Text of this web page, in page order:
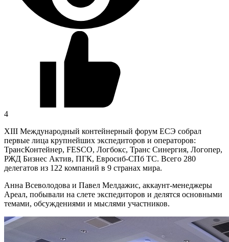
4
XIII Международный контейнерный форум ЕСЭ собрал
первые лица крупнейших экспедиторов и операторов:
ТрансКонтейнер, FESCO, Логбокс, Транс Синергия, Логопер,
РЖД Бизнес Актив, ПГК, Евросиб-СПб ТС. Всего 280
делегатов из 122 компаний в 9 странах мира.
Анна Всеволодова и Павел Мелдажис, аккаунт-менеджеры
Ареал, побывали на слете экспедиторов и делятся основными
темами, обсуждениями и мыслями участников.